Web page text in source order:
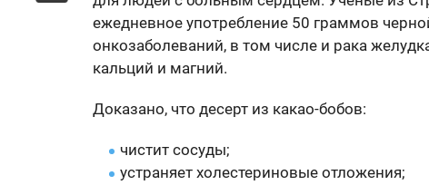
ежедневное употребление 50 граммов
онкозаболеваний, в том числе и рака
кальций и магний.
Доказано, что десерт из какао-бобов:
чистит сосуды;
устраняет холестериновые отложения;